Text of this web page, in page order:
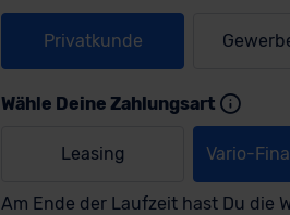
Privatkunde
Wähle Deine Zahlungsart
Leasing Vario-
Am Ende der Laufzeit hast Du die